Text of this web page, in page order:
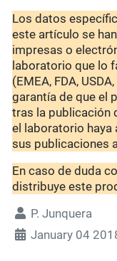
Los datos
este artículo se
impresas o
laboratorio que lo
(EMEA, FDA,
garantía de que el
tras la publicación
el laboratorio
sus publicaciones
En caso de duda
distribuye este
P. Junquera
January 04